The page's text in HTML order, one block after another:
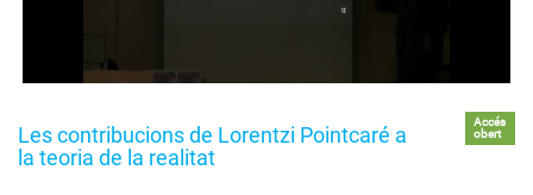
Les contribucions de Lorentzi Pointcaré a
la teoria de la realitat
Accés
obert